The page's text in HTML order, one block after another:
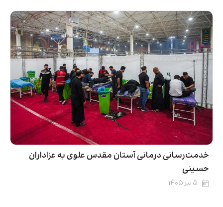
خدمت‌رسانی درمانی آستان مقدس علوی به عزاداران
حسینی
۵ تیر ۱۴۰۵